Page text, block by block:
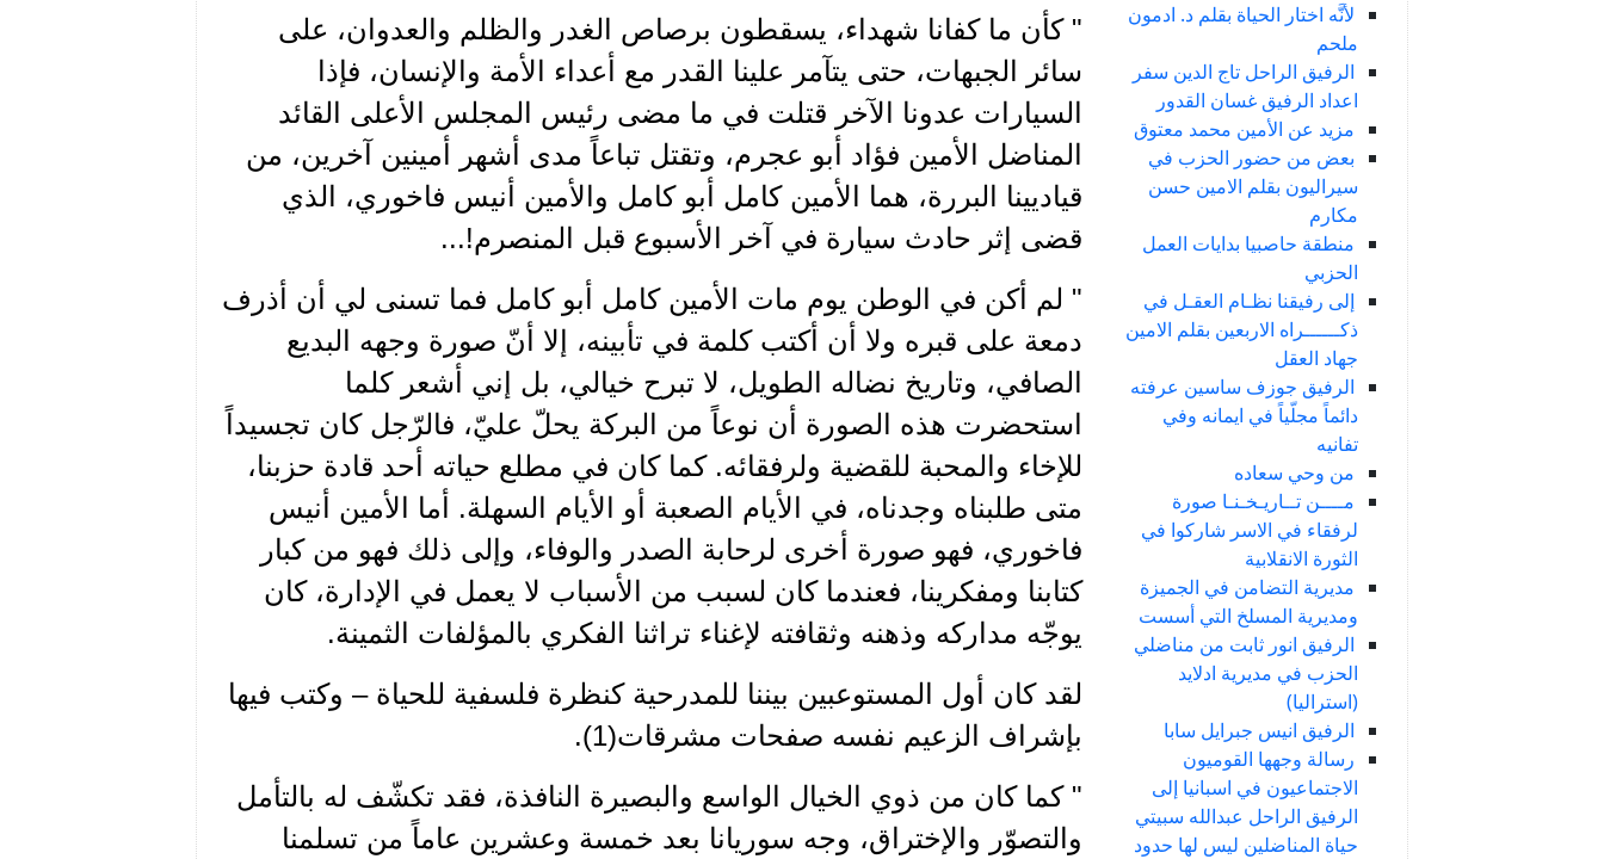
لأنَّه اختار الحياة بقلم د. ادمون
ملحم
الرفيق الراحل تاج الدين سفر
اعداد الرفيق غسان القدور
مزيد عن الأمين محمد معتوق
بعض من حضور الحزب في
سيراليون بقلم الامين حسن
مكارم
منطقة حاصبيا بدايات العمل
الحزبي
إلى رفيقنا نظـام العقـل في
ذكــــــراه الاربعين بقلم الامين
جهاد العقل
الرفيق جوزف ساسين عرفته
دائماً مجلّياً في ايمانه وفي
تفانيه
من وحي سعاده
مــــن تــاريـخـنـا صورة
لرفقاء في الاسر شاركوا في
الثورة الانقلابية
مديرية التضامن في الجميزة
ومديرية المسلخ التي أسست
الرفيق انور ثابت من مناضلي
الحزب في مديرية ادلايد
(استراليا)
الرفيق انيس جبرايل سابا
رسالة وجهها القوميون
الاجتماعيون في اسبانيا إلى
الرفيق الراحل عبدالله سبيتي
حياة المناضلين ليس لها حدود
" كأن ما كفانا شهداء، يسقطون برصاص الغدر والظلم والعدوان، على
سائر الجبهات، حتى يتآمر علينا القدر مع أعداء الأمة والإنسان، فإذا
السيارات عدونا الآخر قتلت في ما مضى رئيس المجلس الأعلى القائد
المناضل الأمين فؤاد أبو عجرم، وتقتل تباعاً مدى أشهر أمينين آخرين، من
قياديينا البررة، هما الأمين كامل أبو كامل والأمين أنيس فاخوري، الذي
قضى إثر حادث سيارة في آخر الأسبوع قبل المنصرم!...
" لم أكن في الوطن يوم مات الأمين كامل أبو كامل فما تسنى لي أن أذرف
دمعة على قبره ولا أن أكتب كلمة في تأبينه، إلا أنّ صورة وجهه البديع
الصافي، وتاريخ نضاله الطويل، لا تبرح خيالي، بل إني أشعر كلما
استحضرت هذه الصورة أن نوعاً من البركة يحلّ عليّ، فالرّجل كان تجسيداً
للإخاء والمحبة للقضية ولرفقائه. كما كان في مطلع حياته أحد قادة حزبنا،
متى طلبناه وجدناه، في الأيام الصعبة أو الأيام السهلة. أما الأمين أنيس
فاخوري، فهو صورة أخرى لرحابة الصدر والوفاء، وإلى ذلك فهو من كبار
كتابنا ومفكرينا، فعندما كان لسبب من الأسباب لا يعمل في الإدارة، كان
يوجّه مداركه وذهنه وثقافته لإغناء تراثنا الفكري بالمؤلفات الثمينة.
لقد كان أول المستوعبين بيننا للمدرحية كنظرة فلسفية للحياة – وكتب فيها
بإشراف الزعيم نفسه صفحات مشرقات(1).
" كما كان من ذوي الخيال الواسع والبصيرة النافذة، فقد تكشّف له بالتأمل
والتصوّر والإختراق، وجه سوريانا بعد خمسة وعشرين عاماً من تسلمنا